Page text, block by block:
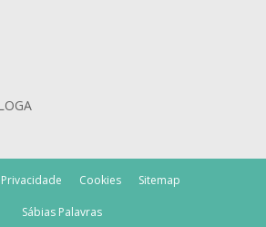
Cookies Sitemap
Sábias Palavras